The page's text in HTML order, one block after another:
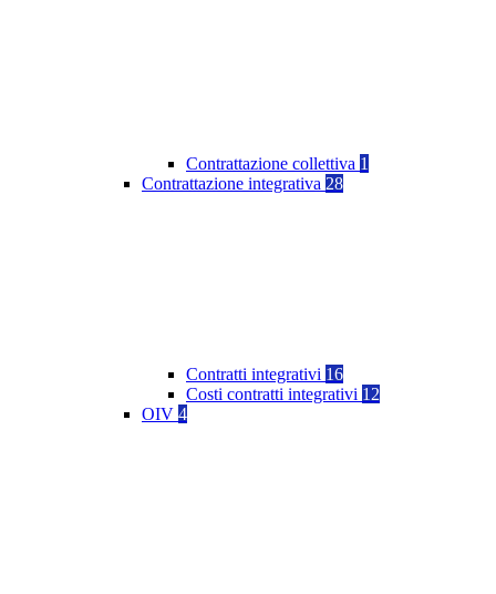
Contrattazione collettiva 1
Contrattazione integrativa 28
Contratti integrativi 16
Costi contratti integrativi 12
OIV 4